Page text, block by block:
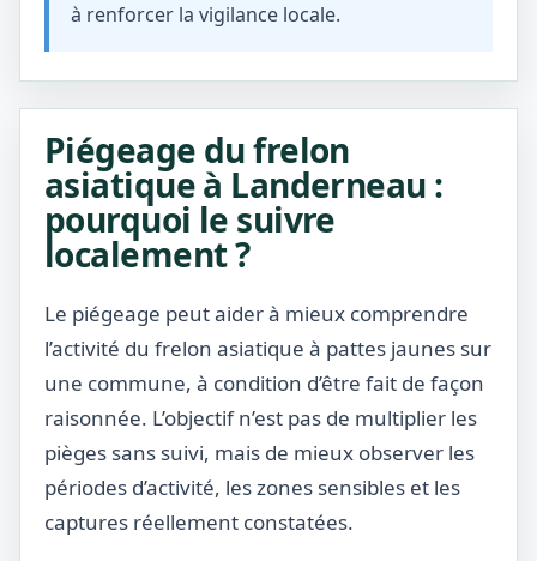
à renforcer la vigilance locale.
Piégeage du frelon
asiatique à Landerneau :
pourquoi le suivre
localement ?
Le piégeage peut aider à mieux comprendre
l’activité du frelon asiatique à pattes jaunes sur
une commune, à condition d’être fait de façon
raisonnée. L’objectif n’est pas de multiplier les
pièges sans suivi, mais de mieux observer les
périodes d’activité, les zones sensibles et les
captures réellement constatées.